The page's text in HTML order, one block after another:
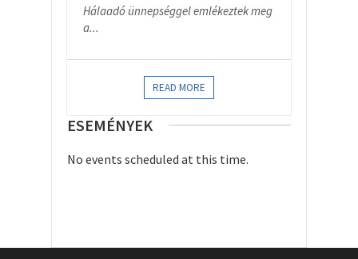
Hálaadó ünnepséggel emlékeztek meg
a...
READ MORE
ESEMÉNYEK
No events scheduled at this time.